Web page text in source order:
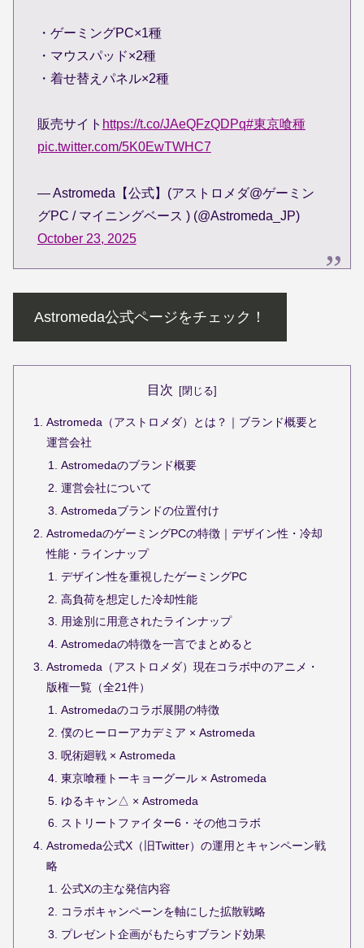
・ゲーミングPC×1種
・マウスパッド×2種
・着せ替えパネル×2種
販売サイト https://t.co/JAeQFzQDPq#東京喰種
pic.twitter.com/5K0EwTWHC7
— Astromeda【公式】(アストロメダ@ゲーミン
グPC / マイニングベース ) (@Astromeda_JP)
October 23, 2025
Astromeda公式ページをチェック！
目次
Astromeda（アストロメダ）とは？｜ブランド概要と
運営会社
Astromedaのブランド概要
運営会社について
Astromedaブランドの位置付け
AstromedaのゲーミングPCの特徴｜デザイン性・冷却
性能・ラインナップ
デザイン性を重視したゲーミングPC
高負荷を想定した冷却性能
用途別に用意されたラインナップ
Astromedaの特徴を一言でまとめると
Astromeda（アストロメダ）現在コラボ中のアニメ・
版権一覧（全21件）
Astromedaのコラボ展開の特徴
僕のヒーローアカデミア × Astromeda
呪術廻戦 × Astromeda
東京喰種トーキョーグール × Astromeda
ゆるキャン△ × Astromeda
ストリートファイター6・その他コラボ
Astromeda公式X（旧Twitter）の運用とキャンペーン戦
略
公式Xの主な発信内容
コラボキャンペーンを軸にした拡散戦略
プレゼント企画がもたらすブランド効果